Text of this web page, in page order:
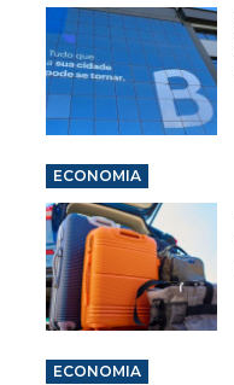
ECONOMIA
ECONOMIA